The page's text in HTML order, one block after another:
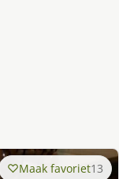
Maak favoriet13